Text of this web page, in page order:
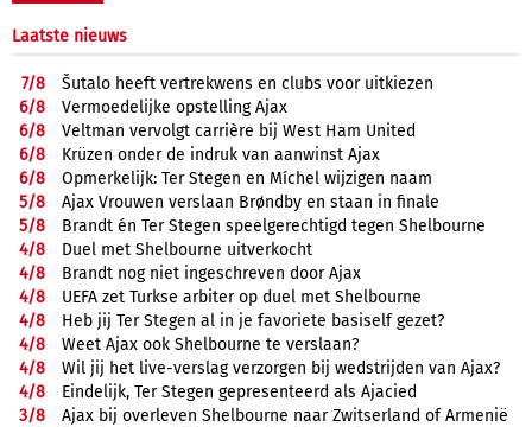
Laatste nieuws
7/8
Šutalo heeft vertrekwens en clubs voor uitkiezen
6/8
Vermoedelijke opstelling Ajax
6/8
Veltman vervolgt carrière bij West Ham United
6/8
Krüzen onder de indruk van aanwinst Ajax
6/8
Opmerkelijk: Ter Stegen en Míchel wijzigen naam
5/8
Ajax Vrouwen verslaan Brøndby en staan in finale
5/8
Brandt én Ter Stegen speelgerechtigd tegen Shelbourne
4/8
Duel met Shelbourne uitverkocht
4/8
Brandt nog niet ingeschreven door Ajax
4/8
UEFA zet Turkse arbiter op duel met Shelbourne
4/8
Heb jij Ter Stegen al in je favoriete basiself gezet?
4/8
Weet Ajax ook Shelbourne te verslaan?
4/8
Wil jij het live-verslag verzorgen bij wedstrijden van Ajax?
4/8
Eindelijk, Ter Stegen gepresenteerd als Ajacied
3/8
Ajax bij overleven Shelbourne naar Zwitserland of Armenië